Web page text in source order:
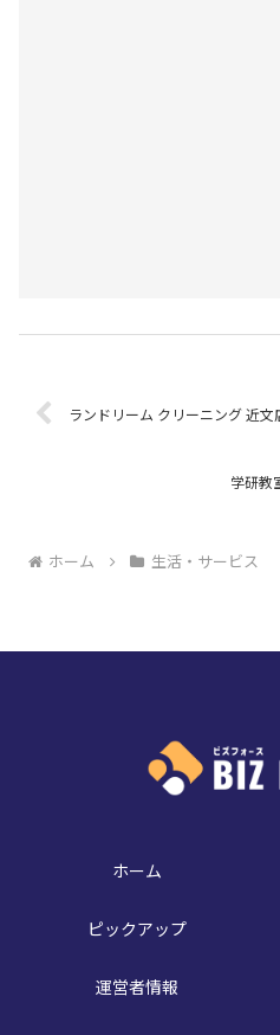
ランドリーム クリーニング 近文
学研教
ホーム 生活・サービス
ホーム
ピックアップ
運営者情報